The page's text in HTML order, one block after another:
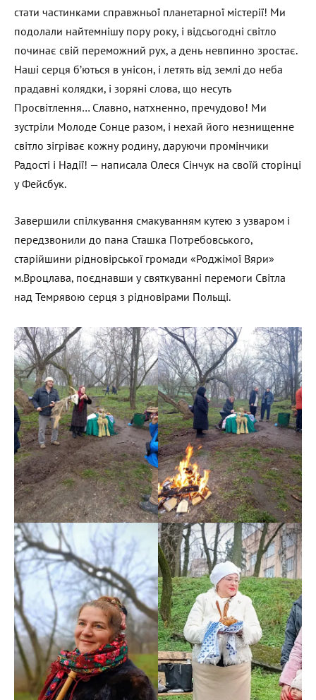
стати частинками справжньої планетарної містерії! Ми
подолали найтемнішу пору року, і відсьогодні світло
починає свій переможний рух, а день невпинно зростає.
Наші серця б’ються в унісон, і летять від землі до неба
прадавні колядки, і зоряні слова, що несуть
Просвітлення… Славно, натхненно, пречудово! Ми
зустріли Молоде Сонце разом, і нехай його незнищенне
світло зігріває кожну родину, даруючи промінчики
Радості і Надії! — написала Олеся Сінчук на своїй сторінці
у Фейсбук.
Завершили спілкування смакуванням кутею з узваром і
передзвонили до пана Сташка Потребовського,
старійшини рідновірської громади «Роджімої Вяри»
м.Вроцлава, поєднавши у святкуванні перемоги Світла
над Темрявою серця з рідновірами Польщі.